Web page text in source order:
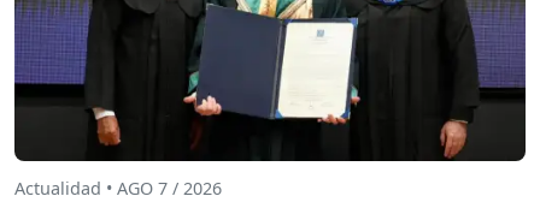
Actualidad • AGO 7 / 2026